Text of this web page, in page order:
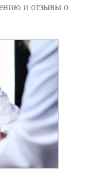
и отзывы о